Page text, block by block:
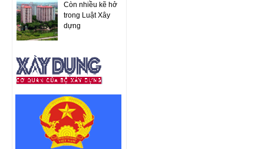
Còn nhiều kẽ hở
trong Luật Xây
dựng